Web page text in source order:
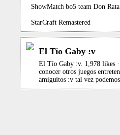
ShowMatch bo5 team Don
StarCraft Remastered
El Tío Gaby :v
El Tío Gaby :v. 1,978 likes
conocer otros juegos
amiguitos :v tal vez